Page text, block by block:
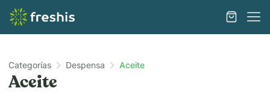
Categorías Despensa Aceite
Aceite